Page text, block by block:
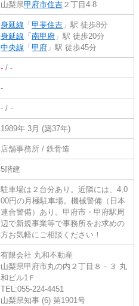
山梨県甲府市住吉 ２丁目4-8
身延線 「 甲斐住吉 」駅 徒歩8分
身延線 「 南甲府 」駅 徒歩20分
中央線 「 甲府 」駅 徒歩45分
- / -
-
- / -
1989年 3月 (築37年)
店舗事務所 / 鉄骨造
5階建
駐車場は２台分あり。近隣には、4,0
00円の月極駐車場。機械警備（日本
連合警備）あり。甲府市・甲府駅周
辺で新規事業等で事務所をお求めの
方お気軽にご相談ください！
有限会社 丸和不動産
山梨県甲府市丸の内２丁目８－３ 丸
和ビル1Ｆ
TEL:055-224-4451
山梨県知事 (6) 第1901号